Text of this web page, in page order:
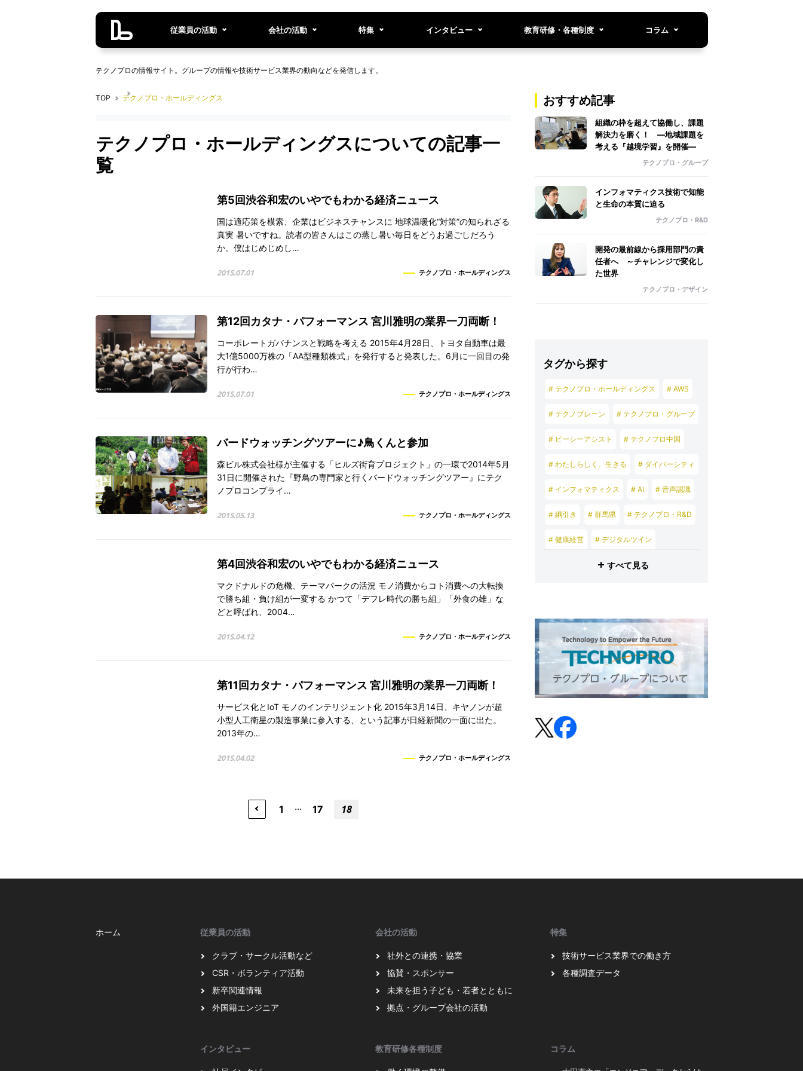
従業員の活動 会社の活動 特集 インタビュー 教育研修・各種制度 コラム
テクノプロの情報サイト。グループの情報や技術サービス業界の動向などを発信します。
TOP テクノプロ・ホールディングス
テクノプロ・ホールディングスについての記事一
覧
第5回渋谷和宏のいやでもわかる経済ニュース
国は適応策を模索、企業はビジネスチャンスに 地球温暖化“対策”の知られざる
真実 暑いですね。読者の皆さんはこの蒸し暑い毎日をどうお過ごしだろう
か。僕はじめじめし…
2015.07.01 テクノプロ・ホールディングス
第12回カタナ・パフォーマンス 宮川雅明の業界一刀両断！
コーポレートガバナンスと戦略を考える 2015年4月28日、トヨタ自動車は最
大1億5000万株の「AA型種類株式」を発行すると発表した。6月に一回目の発
行が行わ…
2015.07.01 テクノプロ・ホールディングス
バードウォッチングツアーに♪鳥くんと参加
森ビル株式会社様が主催する「ヒルズ街育プロジェクト」の一環で2014年5月
31日に開催された『野鳥の専門家と行くバードウォッチングツアー』にテク
ノプロコンプライ…
2015.05.13 テクノプロ・ホールディングス
第4回渋谷和宏のいやでもわかる経済ニュース
マクドナルドの危機、テーマパークの活況 モノ消費からコト消費への大転換
で勝ち組・負け組が一変する かつて「デフレ時代の勝ち組」「外食の雄」な
どと呼ばれ、2004…
2015.04.12 テクノプロ・ホールディングス
第11回カタナ・パフォーマンス 宮川雅明の業界一刀両断！
サービス化とIoT モノのインテリジェント化 2015年3月14日、キヤノンが超
小型人工衛星の製造事業に参入する、という記事が日経新聞の一面に出た。
2013年の…
2015.04.02 テクノプロ・ホールディングス
1 ... 17 18
おすすめ記事
組織の枠を超えて協働し、課題
解決力を磨く！ ―地域課題を
考える『越境学習』を開催―
テクノプロ・グループ
インフォマティクス技術で知能
と生命の本質に迫る
テクノプロ・R&D
開発の最前線から採用部門の責
任者へ ～チャレンジで変化し
た世界
テクノプロ・デザイン
タグから探す
# テクノプロ・ホールディングス # AWS
# テクノブレーン # テクノプロ・グループ
# ピーシーアシスト # テクノプロ中国
# わたしらしく、生きる # ダイバーシティ
# インフォマティクス # AI # 音声認識
# 綱引き # 群馬県 # テクノプロ・R&D
# 健康経営 # デジタルツイン
# 産業メタバース # 東京理科大学
# テクノプロ・デザイン
# テクノプロ・エンジニアリング
# テクノプロ・コンストラクション
すべて見る
ホーム 従業員の活動
クラブ・サークル活動など
CSR・ボランティア活動
新卒関連情報
外国籍エンジニア
会社の活動
社外との連携・協業
協賛・スポンサー
未来を担う子ども・若者とともに
拠点・グループ会社の活動
特集
技術サービス業界での働き方
各種調査データ
インタビュー 教育研修各種制度 コラム